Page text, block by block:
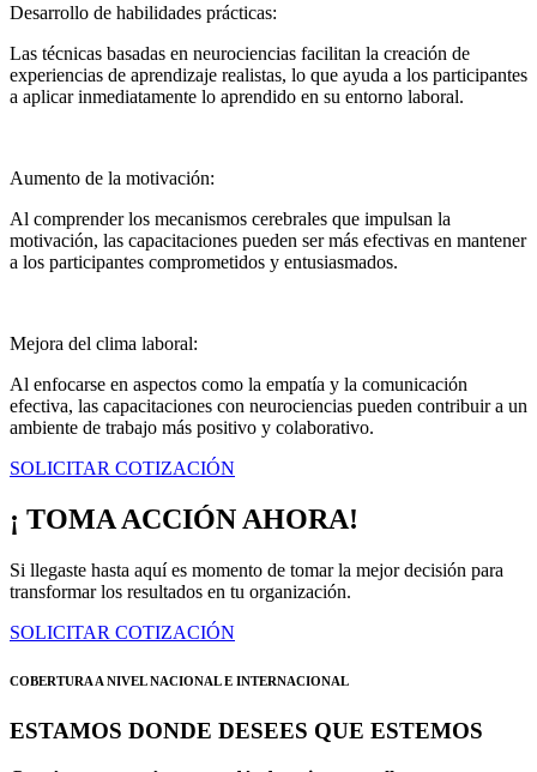
Desarrollo de habilidades prácticas:
Las técnicas basadas en neurociencias facilitan la creación de
experiencias de aprendizaje realistas, lo que ayuda a los participantes
a aplicar inmediatamente lo aprendido en su entorno laboral.
Aumento de la motivación:
Al comprender los mecanismos cerebrales que impulsan la
motivación, las capacitaciones pueden ser más efectivas en mantener
a los participantes comprometidos y entusiasmados.
Mejora del clima laboral:
Al enfocarse en aspectos como la empatía y la comunicación
efectiva, las capacitaciones con neurociencias pueden contribuir a un
ambiente de trabajo más positivo y colaborativo.
SOLICITAR COTIZACIÓN
¡ TOMA ACCIÓN AHORA!
Si llegaste hasta aquí es momento de tomar la mejor decisión para
transformar los resultados en tu organización.
SOLICITAR COTIZACIÓN
COBERTURA A NIVEL NACIONAL E INTERNACIONAL
ESTAMOS DONDE DESEES QUE ESTEMOS